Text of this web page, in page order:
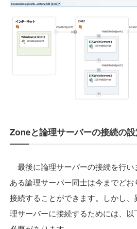
Zoneと論理サーバーの接続の
最後に論理サーバーの接続を行い
ある論理サーバー同士は今までど
接続することができます。しかし
理サーバーに接続するためには、以